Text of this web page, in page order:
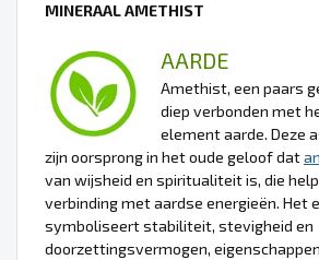
MINERAAL AMETHIST
AARDE
Amethist, een paars
diep verbonden met
element aarde. Deze
zijn oorsprong in het oude geloof dat
van wijsheid en spiritualiteit is, die
verbinding met aardse energieën. Het
symboliseert stabiliteit, stevigheid en
doorzettingsvermogen,